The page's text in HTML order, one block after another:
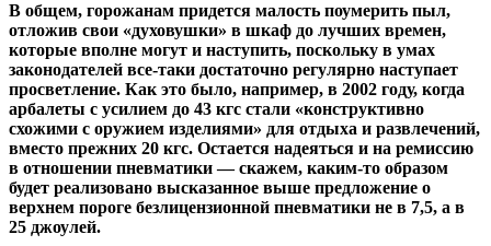
В общем, горожанам придется малость поумерить пыл,
отложив свои «духовушки» в шкаф до лучших времен,
которые вполне могут и наступить, поскольку в умах
законодателей все-таки достаточно регулярно наступает
просветление. Как это было, например, в 2002 году, когда
арбалеты с усилием до 43 кгс стали «конструктивно
схожими с оружием изделиями» для отдыха и развлечений,
вместо прежних 20 кгс. Остается надеяться и на ремиссию
в отношении пневматики — скажем, каким-то образом
будет реализовано высказанное выше предложение о
верхнем пороге безлицензионной пневматики не в 7,5, а в
25 джоулей.